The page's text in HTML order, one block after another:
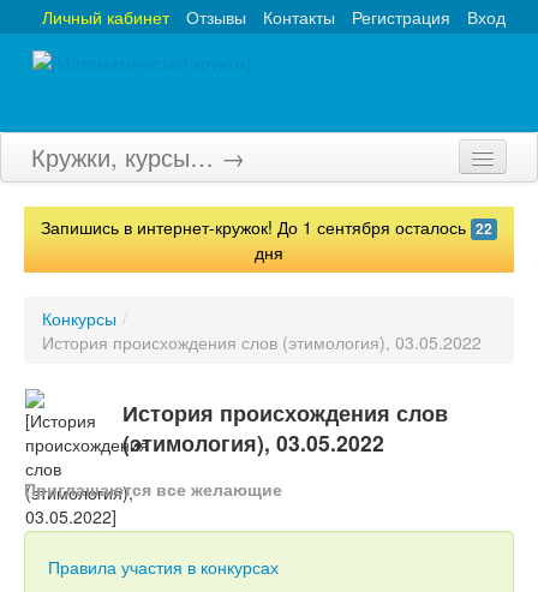
Вход
Регистрация
Контакты
Отзывы
Личный кабинет
Кружки, курсы… →
Главная
Олимпиады
Турниры
Конкурсы
Вебинары
Запишись в интернет-кружок! До 1 сентября осталось 22
дня
Конкурсы /
История происхождения слов (этимология), 03.05.2022
История происхождения слов
(этимология), 03.05.2022
Приглашаются все желающие
Правила участия в конкурсах